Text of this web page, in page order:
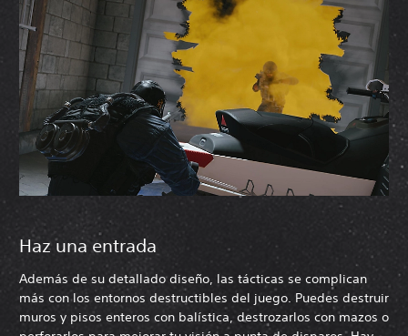
Haz una entrada
Además de su detallado diseño, las tácticas se complican
más con los entornos destructibles del juego. Puedes destruir
muros y pisos enteros con balística, destrozarlos con mazos o